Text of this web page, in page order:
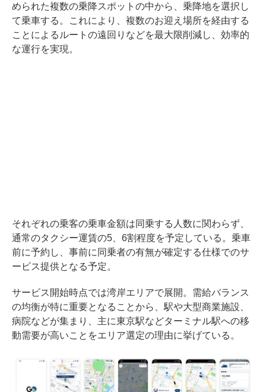
められた複数の乗降スポットの中から、乗降地を選択し
て乗車する。これにより、複数のお迎え場所を経由する
ことによるルートの遠回りなどを最大限削減し、効率的
な運行を実現。
それぞれの乗客の乗車金額は同乗する人数に関わらず、
通常のタクシー運賃の5、6割程度を予定している。乗車
前に予約し、事前に同乗者の有無が確定する仕様でのサ
ービス提供となる予定。
サービス開始時点では湾岸エリアで展開。需給バランス
の均衡が特に重要となることから、駅や大型商業施設、
病院などが集まり、主に東京駅などターミナル駅への移
動需要が高いことをエリア選定の理由に挙げている。